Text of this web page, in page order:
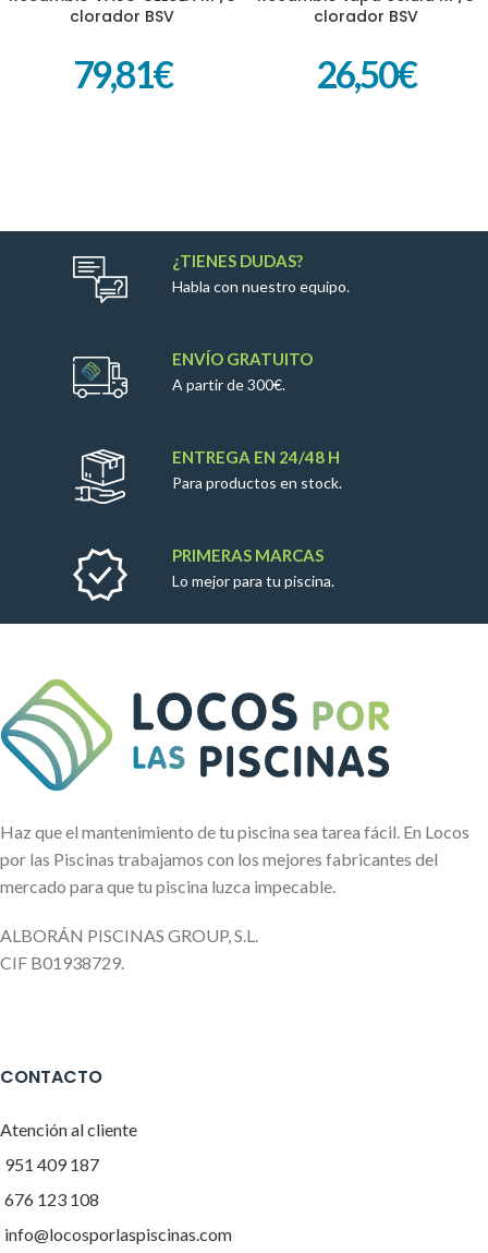
clorador BSV
79,81€
clorador BSV
26,50€
¿TIENES DUDAS?
Habla con nuestro equipo.
ENVÍO GRATUITO
A partir de 300€.
ENTREGA EN 24/48 H
Para productos en stock.
PRIMERAS MARCAS
Lo mejor para tu piscina.
Haz que el mantenimiento de tu piscina sea tarea fácil. En Locos
por las Piscinas trabajamos con los mejores fabricantes del
mercado para que tu piscina luzca impecable.
ALBORÁN PISCINAS GROUP, S.L.
CIF B01938729.
CONTACTO
Atención al cliente
951 409 187
676 123 108
info@locosporlaspiscinas.com